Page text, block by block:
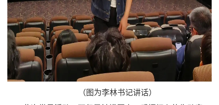
（图为李林书记讲话）